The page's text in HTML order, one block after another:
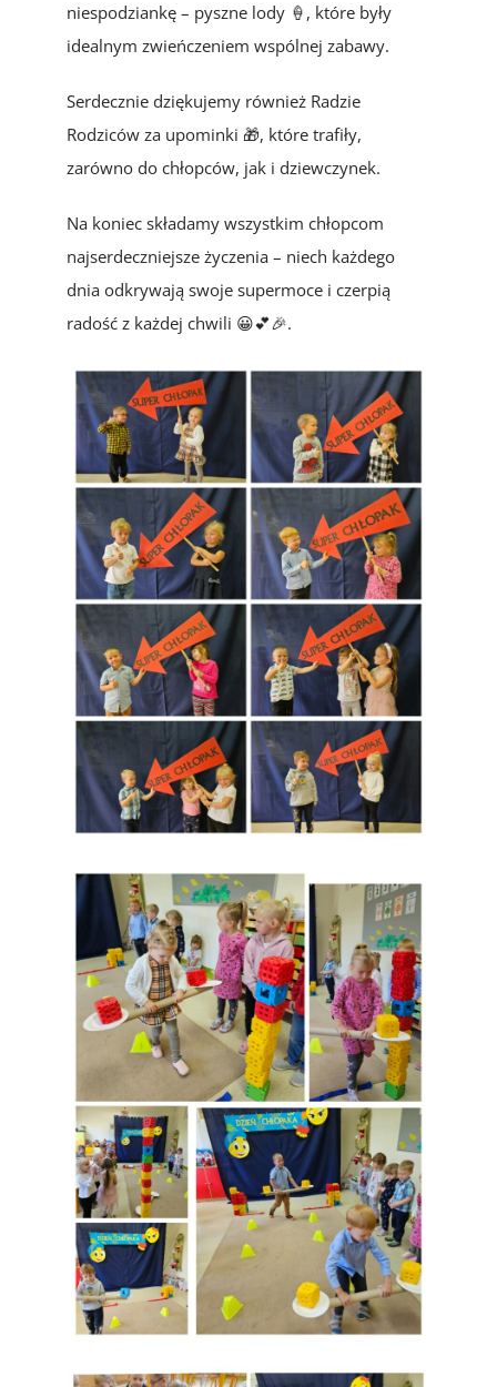
niespodziankę – pyszne lody 🍦, które były
idealnym zwieńczeniem wspólnej zabawy.
Serdecznie dziękujemy również Radzie
Rodziców za upominki 🎁, które trafiły,
zarówno do chłopców, jak i dziewczynek.
Na koniec składamy wszystkim chłopcom
najserdeczniejsze życzenia – niech każdego
dnia odkrywają swoje supermoce i czerpią
radość z każdej chwili 😀💕🎉.